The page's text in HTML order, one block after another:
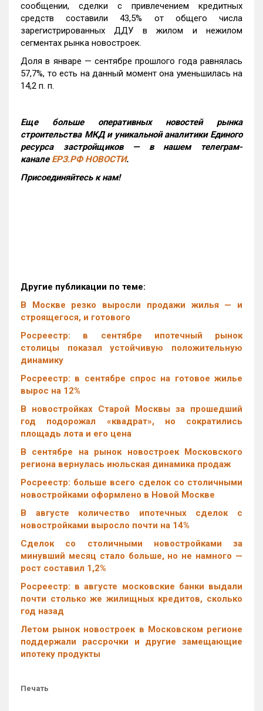
сообщении, сделки с привлечением кредитных
средств составили 43,5% от общего числа
зарегистрированных ДДУ в жилом и нежилом
сегментах рынка новостроек.
Доля в январе — сентябре прошлого года равнялась
57,7%, то есть на данный момент она уменьшилась на
14,2 п. п.
Еще больше оперативных новостей рынка
строительства МКД и уникальной аналитики Единого
ресурса застройщиков — в нашем телеграм-
канале ЕРЗ.РФ НОВОСТИ.
Присоединяйтесь к нам!
Другие публикации по теме:
В Москве резко выросли продажи жилья — и
строящегося, и готового
Росреестр: в сентябре ипотечный рынок
столицы показал устойчивую положительную
динамику
Росреестр: в сентябре спрос на готовое жилье
вырос на 12%
В новостройках Старой Москвы за прошедший
год подорожал «квадрат», но сократились
площадь лота и его цена
В сентябре на рынок новостроек Московского
региона вернулась июльская динамика продаж
Росреестр: больше всего сделок со столичными
новостройками оформлено в Новой Москве
В августе количество ипотечных сделок с
новостройками выросло почти на 14%
Cделок со столичными новостройками за
минувший месяц стало больше, но не намного —
рост составил 1,2%
Росреестр: в августе московские банки выдали
почти столько же жилищных кредитов, сколько
год назад
Летом рынок новостроек в Московском регионе
поддержали рассрочки и другие замещающие
ипотеку продукты
Печать